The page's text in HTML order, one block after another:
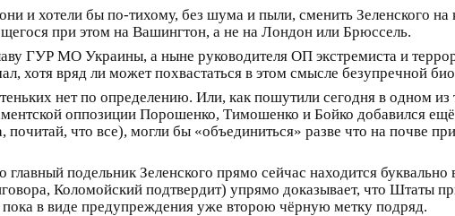
и хотели бы по-тихому, без шума и пыли, сменить Зеленского на
при этом на Вашингтон, а не на Лондон или Брюссель.
ГУР МО Украины, а ныне руководителя ОП экстремиста и
хотя вряд ли может похвастаться в этом смысле безупречной
нет по определению. Или, как пошутили сегодня в одном
оппозиции Порошенко, Тимошенко и Бойко добавился
почитай, что все), могли бы «объединиться» разве что на почве
главный подельник Зеленского прямо сейчас находится
Коломойский подтвердит) упрямо доказывает, что Штаты
в виде предупреждения уже второю чёрную метку подряд.